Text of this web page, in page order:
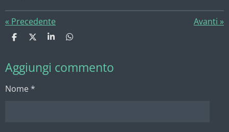
« Precedente Avanti »
C
d
i
i
C
d
i
i
C
d
i
C
d
i
Aggiungi commento
Nome *